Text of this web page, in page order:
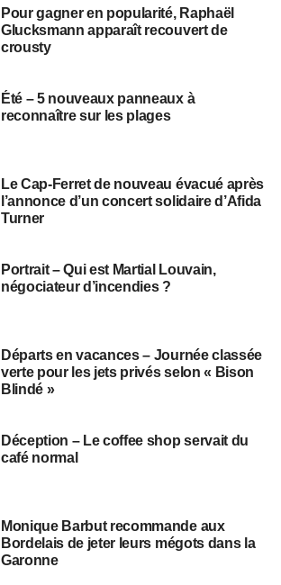
Pour gagner en popularité, Raphaël
Glucksmann apparaît recouvert de
crousty
Été – 5 nouveaux panneaux à
reconnaître sur les plages
Le Cap-Ferret de nouveau évacué après
l’annonce d’un concert solidaire d’Afida
Turner
Portrait – Qui est Martial Louvain,
négociateur d’incendies ?
Départs en vacances – Journée classée
verte pour les jets privés selon « Bison
Blindé »
Déception – Le coffee shop servait du
café normal
Monique Barbut recommande aux
Bordelais de jeter leurs mégots dans la
Garonne